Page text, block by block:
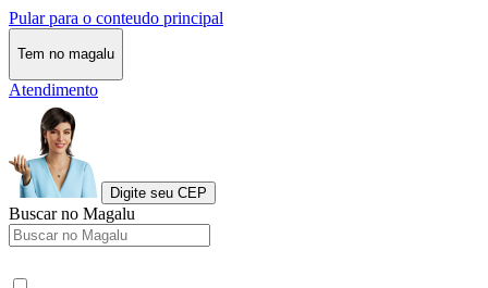
Pular para o conteudo principal
Tem no magalu
Atendimento
Digite seu CEP
Buscar no Magalu